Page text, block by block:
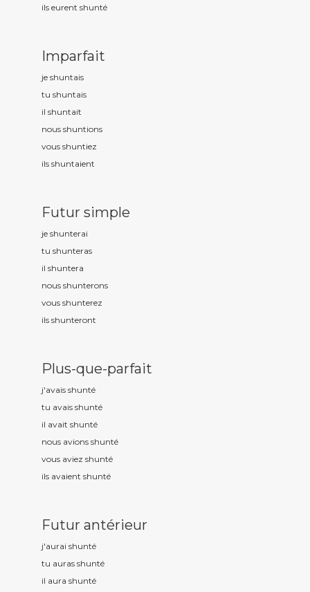
ils eurent shunté
Imparfait
je shuntais
tu shuntais
il shuntait
nous shuntions
vous shuntiez
ils shuntaient
Futur simple
je shunterai
tu shunteras
il shuntera
nous shunterons
vous shunterez
ils shunteront
Plus-que-parfait
j'avais shunté
tu avais shunté
il avait shunté
nous avions shunté
vous aviez shunté
ils avaient shunté
Futur antérieur
j'aurai shunté
tu auras shunté
il aura shunté